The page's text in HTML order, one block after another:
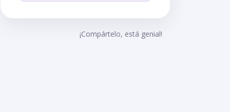
¡Compártelo, está genial!